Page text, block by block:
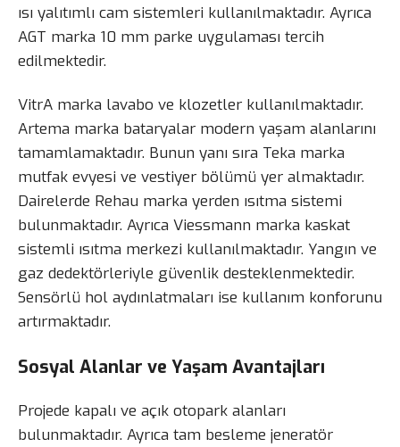
ısı yalıtımlı cam sistemleri kullanılmaktadır. Ayrıca
AGT marka 10 mm parke uygulaması tercih
edilmektedir.
VitrA marka lavabo ve klozetler kullanılmaktadır.
Artema marka bataryalar modern yaşam alanlarını
tamamlamaktadır. Bunun yanı sıra Teka marka
mutfak evyesi ve vestiyer bölümü yer almaktadır.
Dairelerde Rehau marka yerden ısıtma sistemi
bulunmaktadır. Ayrıca Viessmann marka kaskat
sistemli ısıtma merkezi kullanılmaktadır. Yangın ve
gaz dedektörleriyle güvenlik desteklenmektedir.
Sensörlü hol aydınlatmaları ise kullanım konforunu
artırmaktadır.
Sosyal Alanlar ve Yaşam Avantajları
Projede kapalı ve açık otopark alanları
bulunmaktadır. Ayrıca tam besleme jeneratör